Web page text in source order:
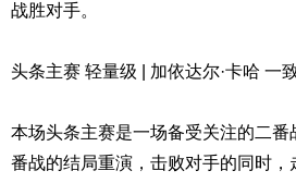
战胜对手。
头条主赛 轻量级 | 加依达尔·卡哈 一
本场头条主赛是一场备受关注的二番
番战的结局重演，击败对手的同时，